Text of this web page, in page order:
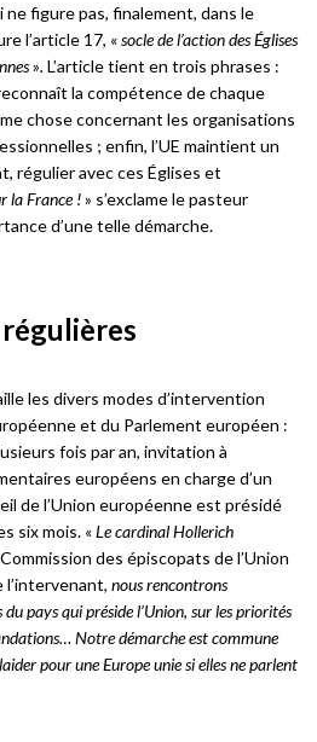
ne figure pas, finalement, dans le
l’article 17, «socle de l’action des Églises
». L’article tient en trois phrases :
la compétence de chaque
chose concernant les organisations
; enfin, l’UE maintient un
régulier avec ces Églises et
la France !» s’exclame le pasteur
d’une telle démarche.
les divers modes d’intervention
et du Parlement européen :
fois par an, invitation à
européens en charge d’un
de l’Union européenne est présidé
six mois. «Le cardinal Hollerich
des épiscopats de l’Union
l’intervenant, nous rencontrons
pays qui préside l’Union, sur les priorités
Notre démarche est commune
pour une Europe unie si elles ne parlent